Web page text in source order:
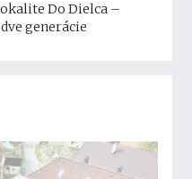
Do Dielca –
generácie